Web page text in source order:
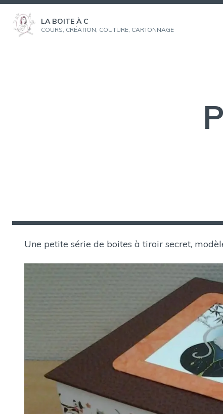
Aller
contenu
LA BOITE À C
COURS, CRÉATION, COUTURE, CARTONNAGE
Une petite série de boites à tiroir secret,